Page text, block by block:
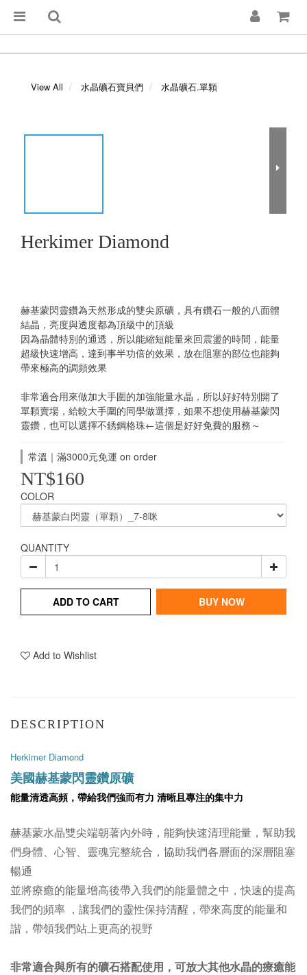
View All 水晶礦石寶貝們 水晶礦石.單顆
Herkimer Diamond
赫基蒙閃靈鑽為天然形成的雙尖原礦，具有鑽石一般的八面體
結晶，亮度與透度都為頂級中的頂級
因為晶體特別的通透，所以能縮短能量來回震盪的時間，能量
超級快速增高，達到事半功倍的效果，放在阻塞的部位也能夠
帶來極高的調頻效果
非常適合用來做加大手圍的加強能量水晶，所以好好特別開了
單顆賣場，給較大手圍的同學做選擇，如果不想使用赫基蒙閃
靈鑽，也可以選擇不銹鋼格珠←這個是好好免費的服務～
常溫｜滿3000元免運 on order
NT$160
COLOR
QUANTITY
ADD TO CART BUY NOW
Add to Wishlist
DESCRIPTION
Herkimer Diamond
美國赫基蒙閃靈鑽原礦
能量清透高頻，帶給我們強而有力 清晰且專注的集中力
赫基蒙水晶雙尖端朝著內外時，能夠快速清理能量，幫助我
們身體、心智、靈魂完整統合，協助我們各層面的深層阻塞
暢通
並將療癒的能量增高後帶入我們的能量體之中，快速的提高
我們的頻率 ，讓我們的靈性保持清醒，帶來高度的能量和
諧，帶領我們站上更高的視野
非常適合與所有的礦石搭配使用，可放大其他水晶的療癒能